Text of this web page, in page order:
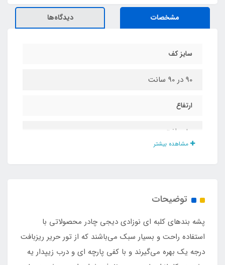
مشخصات دیدگاه‌ها
سایز کف
90 در 90 سانت
ارتفاع
80 سانت
پارچه ای
مشاهده بیشتر
توضیحات
پشه‌ بندهای کلبه ای نوزادی دیجی چادر محصولاتی با
استفاده راحت و بسیار سبک می‌باشند که از تور حریر ریزبافت
درجه یک بهره می‌گیرند و با کفی پارچه ای و درب زیپدار یه